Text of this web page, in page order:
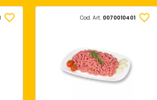
Cod. Art. 0070010401